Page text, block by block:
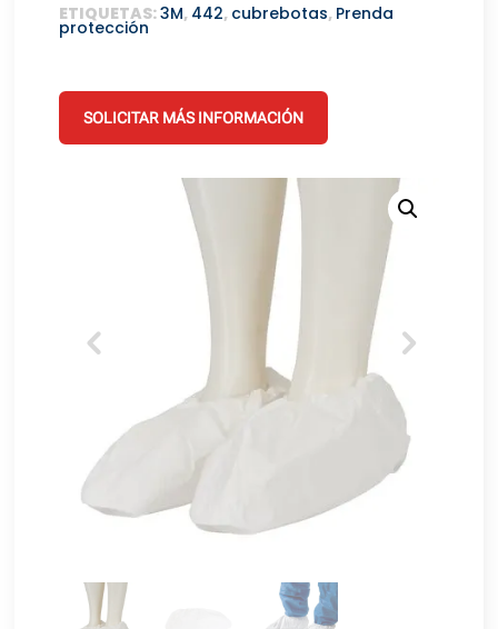
ETIQUETAS:3M, 442, cubrebotas, Prenda
protección
SOLICITAR MÁS INFORMACIÓN